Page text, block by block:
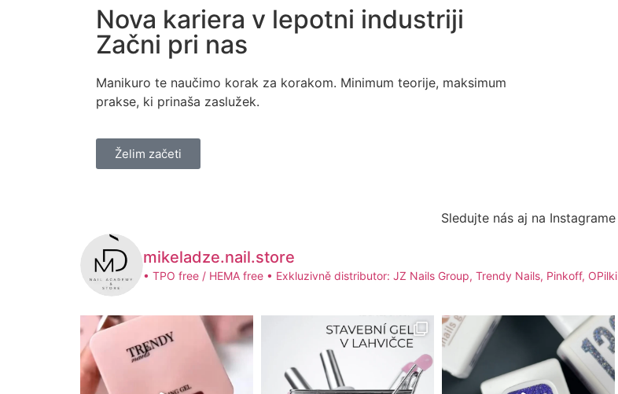
Nova kariera v lepotni industriji
Začni pri nas
Manikuro te naučimo korak za korakom. Minimum teorije, maksimum
prakse, ki prinaša zaslužek.
Želim začeti
Sledujte nás aj na Instagrame
mikeladze.nail.store
• TPO free / HEMA free • Exkluzivně distributor: JZ Nails Group, Trendy Nails, Pinkoff, OPilki